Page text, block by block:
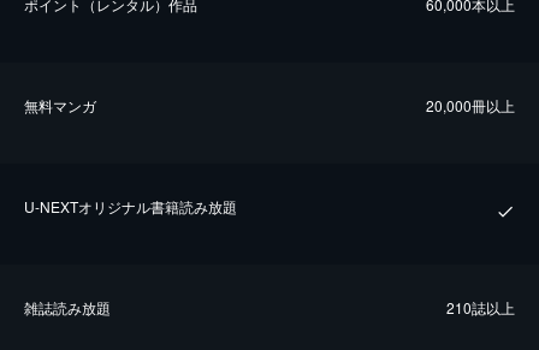
ポイント（レンタル）作品 60,000本以上
無料マンガ 20,000冊以上
U-NEXTオリジナル書籍読み放題
雑誌読み放題 210誌以上